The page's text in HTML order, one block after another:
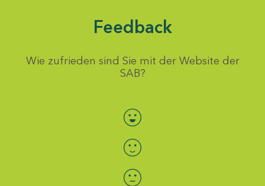
Feedback
Wie zufrieden sind Sie mit der Website der
SAB?
Bewertung auswählen